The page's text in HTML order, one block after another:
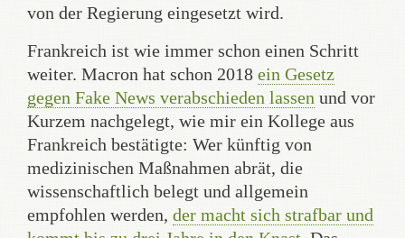
von der Regierung eingesetzt wird.
Frankreich ist wie immer schon einen Schritt
weiter. Macron hat schon 2018 ein Gesetz
gegen Fake News verabschieden lassen und vor
Kurzem nachgelegt, wie mir ein Kollege aus
Frankreich bestätigte: Wer künftig von
medizinischen Maßnahmen abrät, die
wissenschaftlich belegt und allgemein
empfohlen werden, der macht sich strafbar und